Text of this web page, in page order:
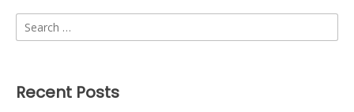
Search
for:
Recent Posts